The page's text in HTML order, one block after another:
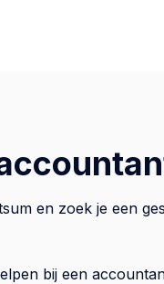
en zoek je een
bij een